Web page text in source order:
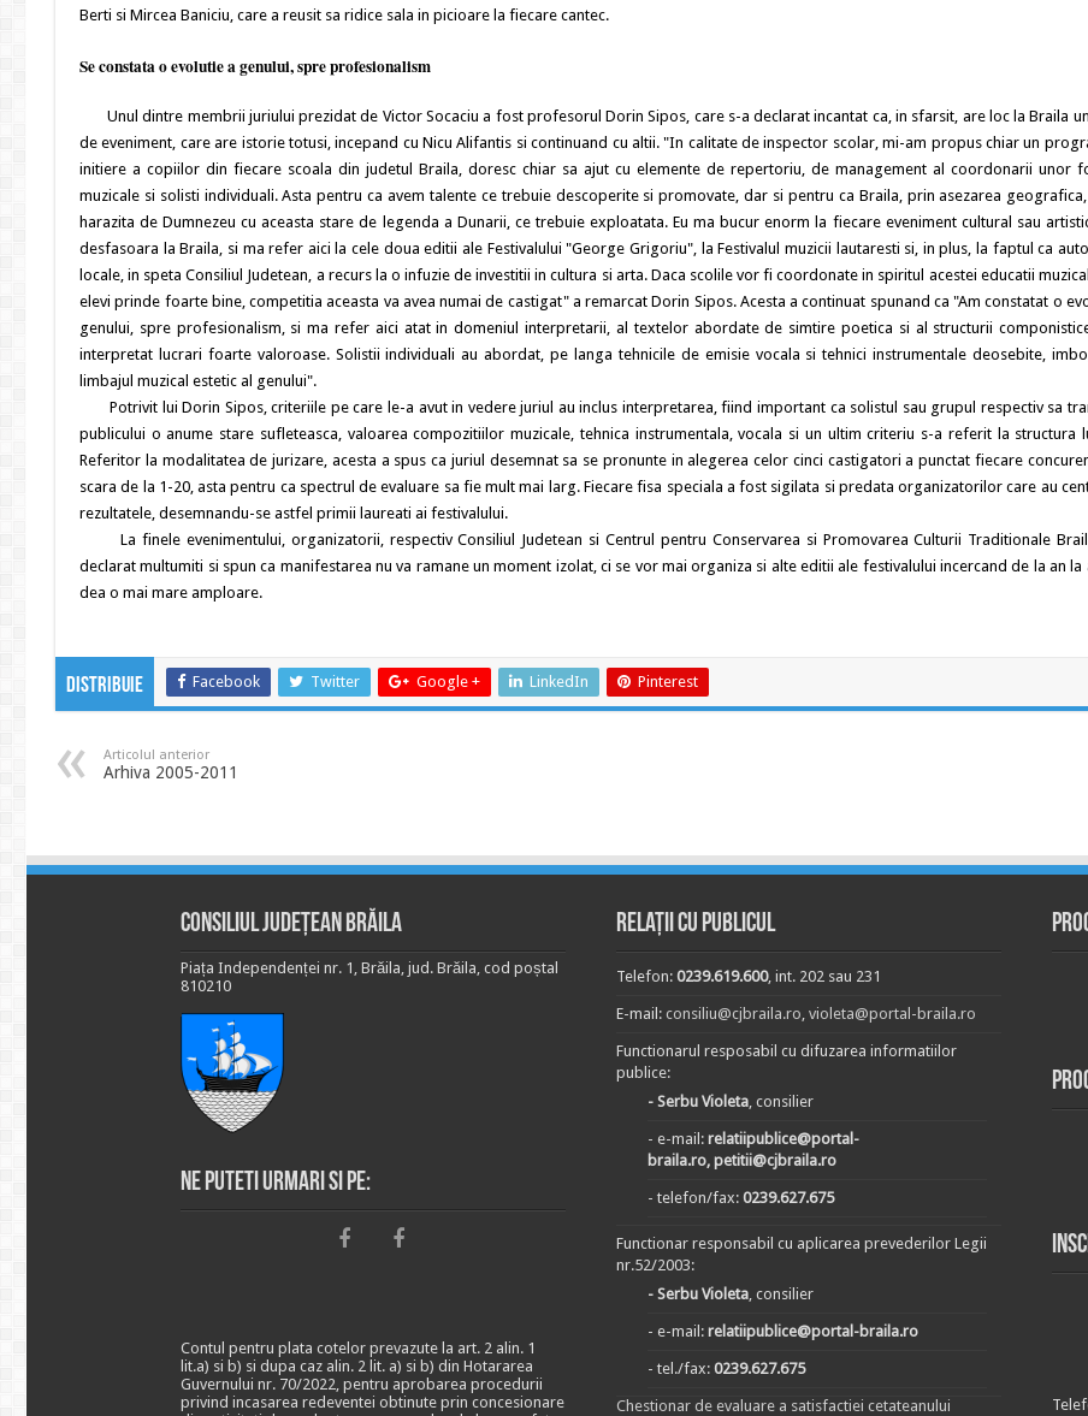
Berti si Mircea Baniciu, care a reusit sa ridice sala in picioare la fiecare cantec.
Se constata o evolutie a genului, spre profesionalism
Unul dintre membrii juriului prezidat de Victor Socaciu a fost profesorul Dorin Sipos, care s-a declarat incantat ca, in sfarsit, are loc la Braila
de eveniment, care are istorie totusi, incepand cu Nicu Alifantis si continuand cu altii. "In calitate de inspector scolar, mi-am propus chiar un
initiere a copiilor din fiecare scoala din judetul Braila, doresc chiar sa ajut cu elemente de repertoriu, de management al coordonarii unor
muzicale si solisti individuali. Asta pentru ca avem talente ce trebuie descoperite si promovate, dar si pentru ca Braila, prin asezarea
harazita de Dumnezeu cu aceasta stare de legenda a Dunarii, ce trebuie exploatata. Eu ma bucur enorm la fiecare eveniment cultural sau
desfasoara la Braila, si ma refer aici la cele doua editii ale Festivalului "George Grigoriu", la Festivalul muzicii lautaresti si, in plus, la faptul ca
locale, in speta Consiliul Judetean, a recurs la o infuzie de investitii in cultura si arta. Daca scolile vor fi coordonate in spiritul acestei educatii
elevi prinde foarte bine, competitia aceasta va avea numai de castigat" a remarcat Dorin Sipos. Acesta a continuat spunand ca "Am constatat o
genului, spre profesionalism, si ma refer aici atat in domeniul interpretarii, al textelor abordate de simtire poetica si al structurii
interpretat lucrari foarte valoroase. Solistii individuali au abordat, pe langa tehnicile de emisie vocala si tehnici instrumentale deosebite,
limbajul muzical estetic al genului".
Potrivit lui Dorin Sipos, criteriile pe care le-a avut in vedere juriul au inclus interpretarea, fiind important ca solistul sau grupul respectiv sa
publicului o anume stare sufleteasca, valoarea compozitiilor muzicale, tehnica instrumentala, vocala si un ultim criteriu s-a referit la structura
Referitor la modalitatea de jurizare, acesta a spus ca juriul desemnat sa se pronunte in alegerea celor cinci castigatori a punctat fiecare
scara de la 1-20, asta pentru ca spectrul de evaluare sa fie mult mai larg. Fiecare fisa speciala a fost sigilata si predata organizatorilor care au
rezultatele, desemnandu-se astfel primii laureati ai festivalului.
La finele evenimentului, organizatorii, respectiv Consiliul Judetean si Centrul pentru Conservarea si Promovarea Culturii Traditionale
declarat multumiti si spun ca manifestarea nu va ramane un moment izolat, ci se vor mai organiza si alte editii ale festivalului incercand de la an la
dea o mai mare amploare.
Distribuie Facebook Twitter Google + LinkedIn Pinterest
Articolul anterior
Arhiva 2005-2011
Consiliul Județean Brăila
Piața Independenței nr. 1, Brăila, jud. Brăila, cod poștal
810210
Ne puteti urmari si pe:
Contul pentru plata cotelor prevazute la art. 2 alin. 1
lit.a) si b) si dupa caz alin. 2 lit. a) si b) din Hotararea
Guvernului nr. 70/2022, pentru aprobarea procedurii
privind incasarea redeventei obtinute prin concesionare
Relații cu publicul
Telefon: 0239.619.600, int. 202 sau 231
E-mail: consiliu@cjbraila.ro, violeta@portal-braila.ro
Functionarul resposabil cu difuzarea informatiilor
publice:
- Serbu Violeta, consilier
- e-mail: relatiipublice@portal-
braila.ro, petitii@cjbraila.ro
- telefon/fax: 0239.627.675
Functionar responsabil cu aplicarea prevederilor Legii
nr.52/2003:
- Serbu Violeta, consilier
- e-mail: relatiipublice@portal-braila.ro
- tel./fax: 0239.627.675
Chestionar de evaluare a satisfactiei cetateanului